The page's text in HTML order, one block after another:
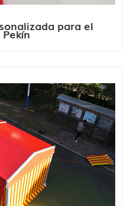
para el